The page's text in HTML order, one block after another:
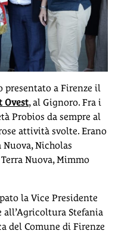
presentato a Firenze il
Ovest, al Gignoro. Fra i
Probios da sempre al
attività svolte. Erano
Nicholas
Nuova, Mimmo
la Vice Presidente
all’Agricoltura Stefania
del Comune di Firenze